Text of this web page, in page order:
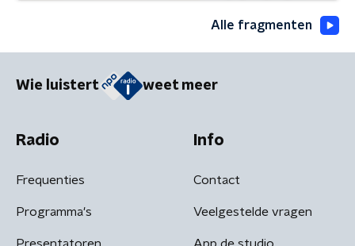
Alle fragmenten
Wie luistert weet meer
Radio
Frequenties
Programma's
Info
Contact
Veelgestelde vragen